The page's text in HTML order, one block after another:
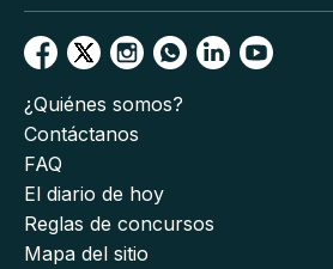
¿Quiénes somos?
Contáctanos
FAQ
El diario de hoy
Reglas de concursos
Mapa del sitio